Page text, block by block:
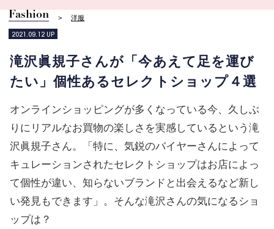
Fashion 洋服
2021.09.12 UP
滝沢眞規子さんが「今あえて足を運び
たい」個性あるセレクトショップ４選
オンラインショッピングが多くなっている今、久しぶ
りにリアルなお買物の楽しさを実感しているという滝
沢眞規子さん。「特に、気鋭のバイヤーさんによって
キュレーションされたセレクトショップはお店によっ
て個性が違い、知らないブランドと出会えるなど新し
い発見もできます」。そんな滝沢さんの気になるショ
ップは？